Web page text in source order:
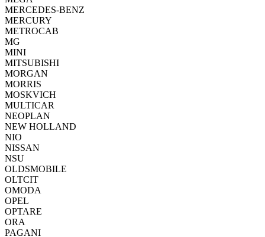
MERCEDES-BENZ
MERCURY
METROCAB
MG
MINI
MITSUBISHI
MORGAN
MORRIS
MOSKVICH
MULTICAR
NEOPLAN
NEW HOLLAND
NIO
NISSAN
NSU
OLDSMOBILE
OLTCIT
OMODA
OPEL
OPTARE
ORA
PAGANI